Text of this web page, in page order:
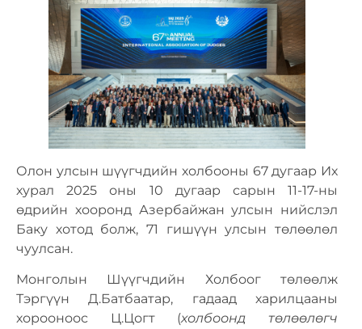
Олон улсын шүүгчдийн холбооны 67 дугаар Их
хурал 2025 оны 10 дугаар сарын 11-17-ны
өдрийн хооронд Азербайжан улсын нийслэл
Баку хотод болж, 71 гишүүн улсын төлөөлөл
чуулсан.
Монголын Шүүгчдийн Холбоог төлөөлж
Тэргүүн Д.Батбаатар, гадаад харилцааны
хорооноос Ц.Цогт (холбоонд төлөөлөгч